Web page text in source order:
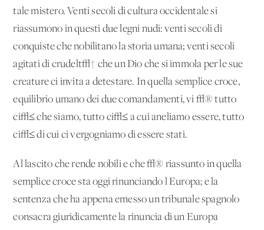
tale mistero. Venti secoli di cultura occidentale si
riassumono in questi due legni nudi: venti secoli di
conquiste che nobilitano la storia umana; venti secoli
agitati di crudelt√† che un Dio che si immola per le sue
creature ci invita a detestare. In quella semplice croce,
equilibrio umano dei due comandamenti, vi √® tutto
ci√≤ che siamo, tutto ci√≤ a cui aneliamo essere, tutto
ci√≤ di cui ci vergogniamo di essere stati.
Al lascito che rende nobili e che √® riassunto in quella
semplice croce sta oggi rinunciando l'Europa; e la
sentenza che ha appena emesso un tribunale spagnolo
consacra giuridicamente la rinuncia di un'Europa